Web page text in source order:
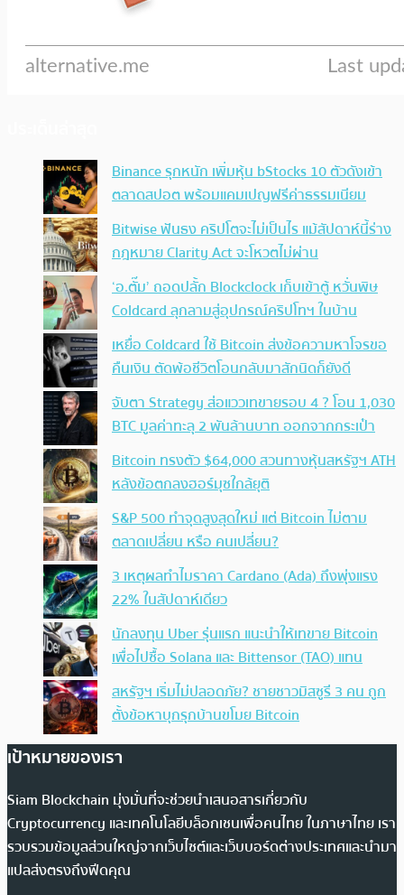
Binance รุกหนัก เพิ่มหุ้น bStocks 10 ตัวดังเข้า
ตลาดสปอต พร้อมแคมเปญฟรีค่าธรรมเนียม
Bitwise ฟันธง คริปโตจะไม่เป็นไร แม้สัปดาห์นี้ร่าง
กฎหมาย Clarity Act จะโหวตไม่ผ่าน
‘อ.ตั๊ม’ ถอดปลั้ก Blockclock เก็บเข้าตู้ หวั่นพิษ
Coldcard ลุกลามสู่อุปกรณ์คริปโทฯ ในบ้าน
เหยื่อ Coldcard ใช้ Bitcoin ส่งข้อความหาโจรขอ
คืนเงิน ตัดพ้อชีวิตโอนกลับมาสักนิดก็ยังดี
จับตา Strategy ส่อแววเทขายรอบ 4 ? โอน 1,030
BTC มูลค่าทะลุ 2 พันล้านบาท ออกจากกระเป๋า
Bitcoin ทรงตัว $64,000 สวนทางหุ้นสหรัฐฯ ATH
หลังข้อตกลงฮอร์มุซใกล้ยุติ
S&P 500 ทำจุดสูงสุดใหม่ แต่ Bitcoin ไม่ตาม
ตลาดเปลี่ยน หรือ คนเปลี่ยน?
3 เหตุผลทำไมราคา Cardano (Ada) ถึงพุ่งแรง
22% ในสัปดาห์เดียว
นักลงทุน Uber รุ่นแรก แนะนำให้เทขาย Bitcoin
เพื่อไปซื้อ Solana และ Bittensor (TAO) แทน
สหรัฐฯ เริ่มไม่ปลอดภัย? ชายชาวมิสซูรี 3 คน ถูก
ตั้งข้อหาบุกรุกบ้านขโมย Bitcoin
เป้าหมายของเรา
Siam Blockchain มุ่งมั่นที่จะช่วยนำเสนอสารเกี่ยวกับ
Cryptocurrency และเทคโนโลยีบล็อกเชนเพื่อคนไทย ในภาษาไทย เรา
รวบรวมข้อมูลส่วนใหญ่จากเว็บไซต์และเว็บบอร์ดต่างประเทศและนำมา
แปลส่งตรงถึงฟีดคุณ